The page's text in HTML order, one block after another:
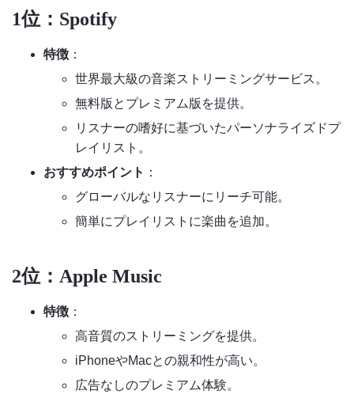
1位：Spotify
特徴 ：
世界最大級の音楽ストリーミングサービス。
無料版とプレミアム版を提供。
リスナーの嗜好に基づいたパーソナライズドプ
レイリスト。
おすすめポイント ：
グローバルなリスナーにリーチ可能。
簡単にプレイリストに楽曲を追加。
2位：Apple Music
特徴 ：
高音質のストリーミングを提供。
iPhoneやMacとの親和性が高い。
広告なしのプレミアム体験。